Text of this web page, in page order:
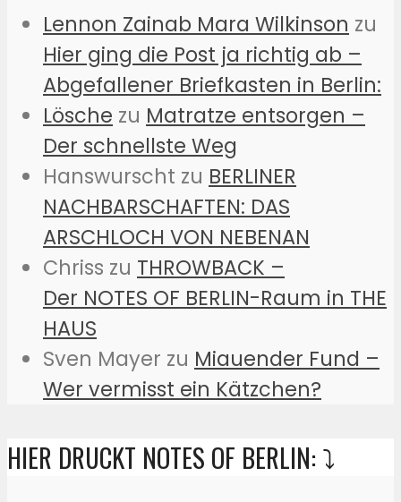
Lennon Zainab Mara Wilkinson zu
Hier ging die Post ja richtig ab –
Abgefallener Briefkasten in Berlin:
Lösche zu Matratze entsorgen –
Der schnellste Weg
Hanswurscht zu BERLINER
NACHBARSCHAFTEN: DAS
ARSCHLOCH VON NEBENAN
Chriss zu THROWBACK –
Der NOTES OF BERLIN-Raum in THE
HAUS
Sven Mayer zu Miauender Fund –
Wer vermisst ein Kätzchen?
HIER DRUCKT NOTES OF BERLIN: ⤵️